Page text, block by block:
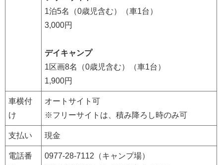
1泊5名（0歳児含む）（車1台）
3,000円
デイキャンプ
1区画8名（0歳児含む）（車1台）
1,900円
車横付
け
オートサイト可
※フリーサイトは、積み降ろし時のみ可
支払い 現金
電話番
0977-28-7112（キャンプ場）